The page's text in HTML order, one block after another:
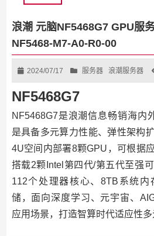
浪潮 元脑NF5468G7 GPU服
NF5468-M7-A0-R0-00
2024/07/17 服务器 浪潮服务器
NF5468G7
NF5468G7是浪潮信息畅销海内
是具备多元算力性能、弹性架构
4U空间内部署8颗GPU，可根据
搭载2颗Intel第四代/第五代至强
112个处理器核心、8TB系统内
储，面向深度学习、元宇宙、
应用场景，打造智算时代适应性多